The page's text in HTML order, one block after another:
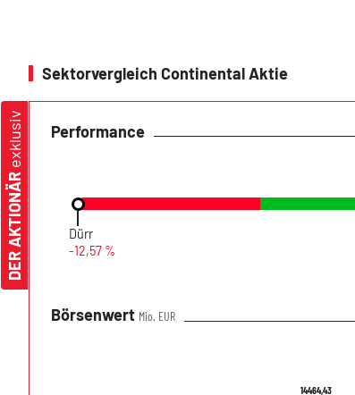
Sektorvergleich Continental Aktie
Performance
Dürr
-12,57 %
Börsenwert Mio. EUR
14464,43
14464,43
DER AKTIONÄR
exklusiv